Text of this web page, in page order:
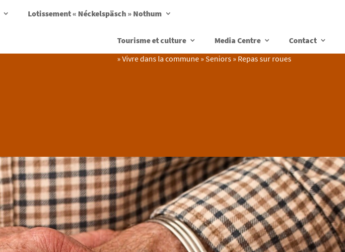
Lotissement « Néckelspäsch » Nothum
Tourisme et culture Media Centre Contact
» Vivre dans la commune » Seniors » Repas sur roues